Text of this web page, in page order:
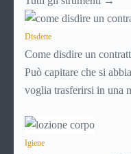
Disdette
Come disdire un
efficace
Può capitare che si
voglia trasferirsi in una
abitazione: è legittimo
contratto di locazione
Igiene